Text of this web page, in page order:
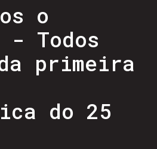
o
Todos
primeira
do 25